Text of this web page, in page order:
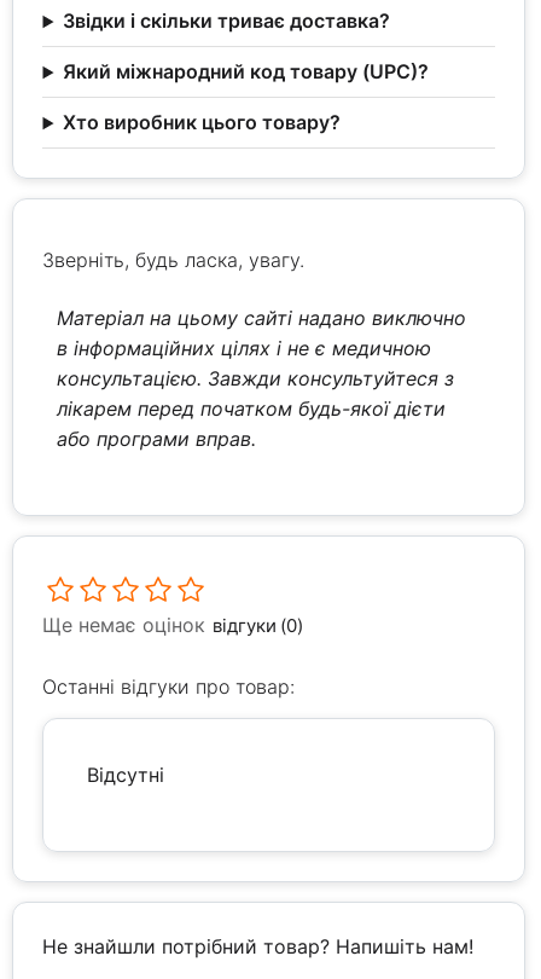
Звідки і скільки триває доставка?
Який міжнародний код товару (UPC)?
Хто виробник цього товару?
Зверніть, будь ласка, увагу.
Матеріал на цьому сайті надано виключно
в інформаційних цілях і не є медичною
консультацією. Завжди консультуйтеся з
лікарем перед початком будь-якої дієти
або програми вправ.
Ще немає оцінок відгуки (0)
Останні відгуки про товар:
Відсутні
Не знайшли потрібний товар? Напишіть нам!